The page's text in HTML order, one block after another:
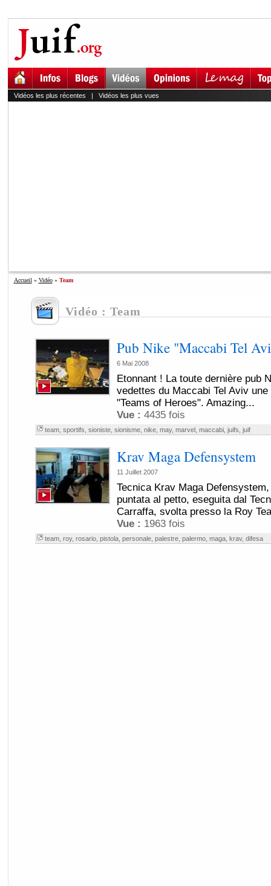
Vidéos les plus récentes | Vidéos les plus vues
Accueil » Vidéo» Team
Vidéo : Team
Pub Nike "Maccabi Tel
6 Mai 2008
Etonnant ! La toute dernière pub
vedettes du Maccabi Tel Aviv
"Teams of Heroes". Amazing...
Vue : 4435 fois
team, sportifs sioniste, sionisme, nike, may, marvel, maccabi, juifs juif
Krav Maga Defensystem
11 Juillet 2007
Tecnica Krav Maga
puntata al petto, eseguita dal
Carraffa, svolta presso la Roy
Vue : 1963 fois
team, roy, rosario, pistola, personale, palestre, palermo, maga, krav, difesa